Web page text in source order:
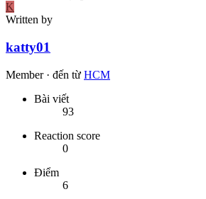
K
Written by
katty01
Member · đến từ HCM
Bài viết
93
Reaction score
0
Điểm
6